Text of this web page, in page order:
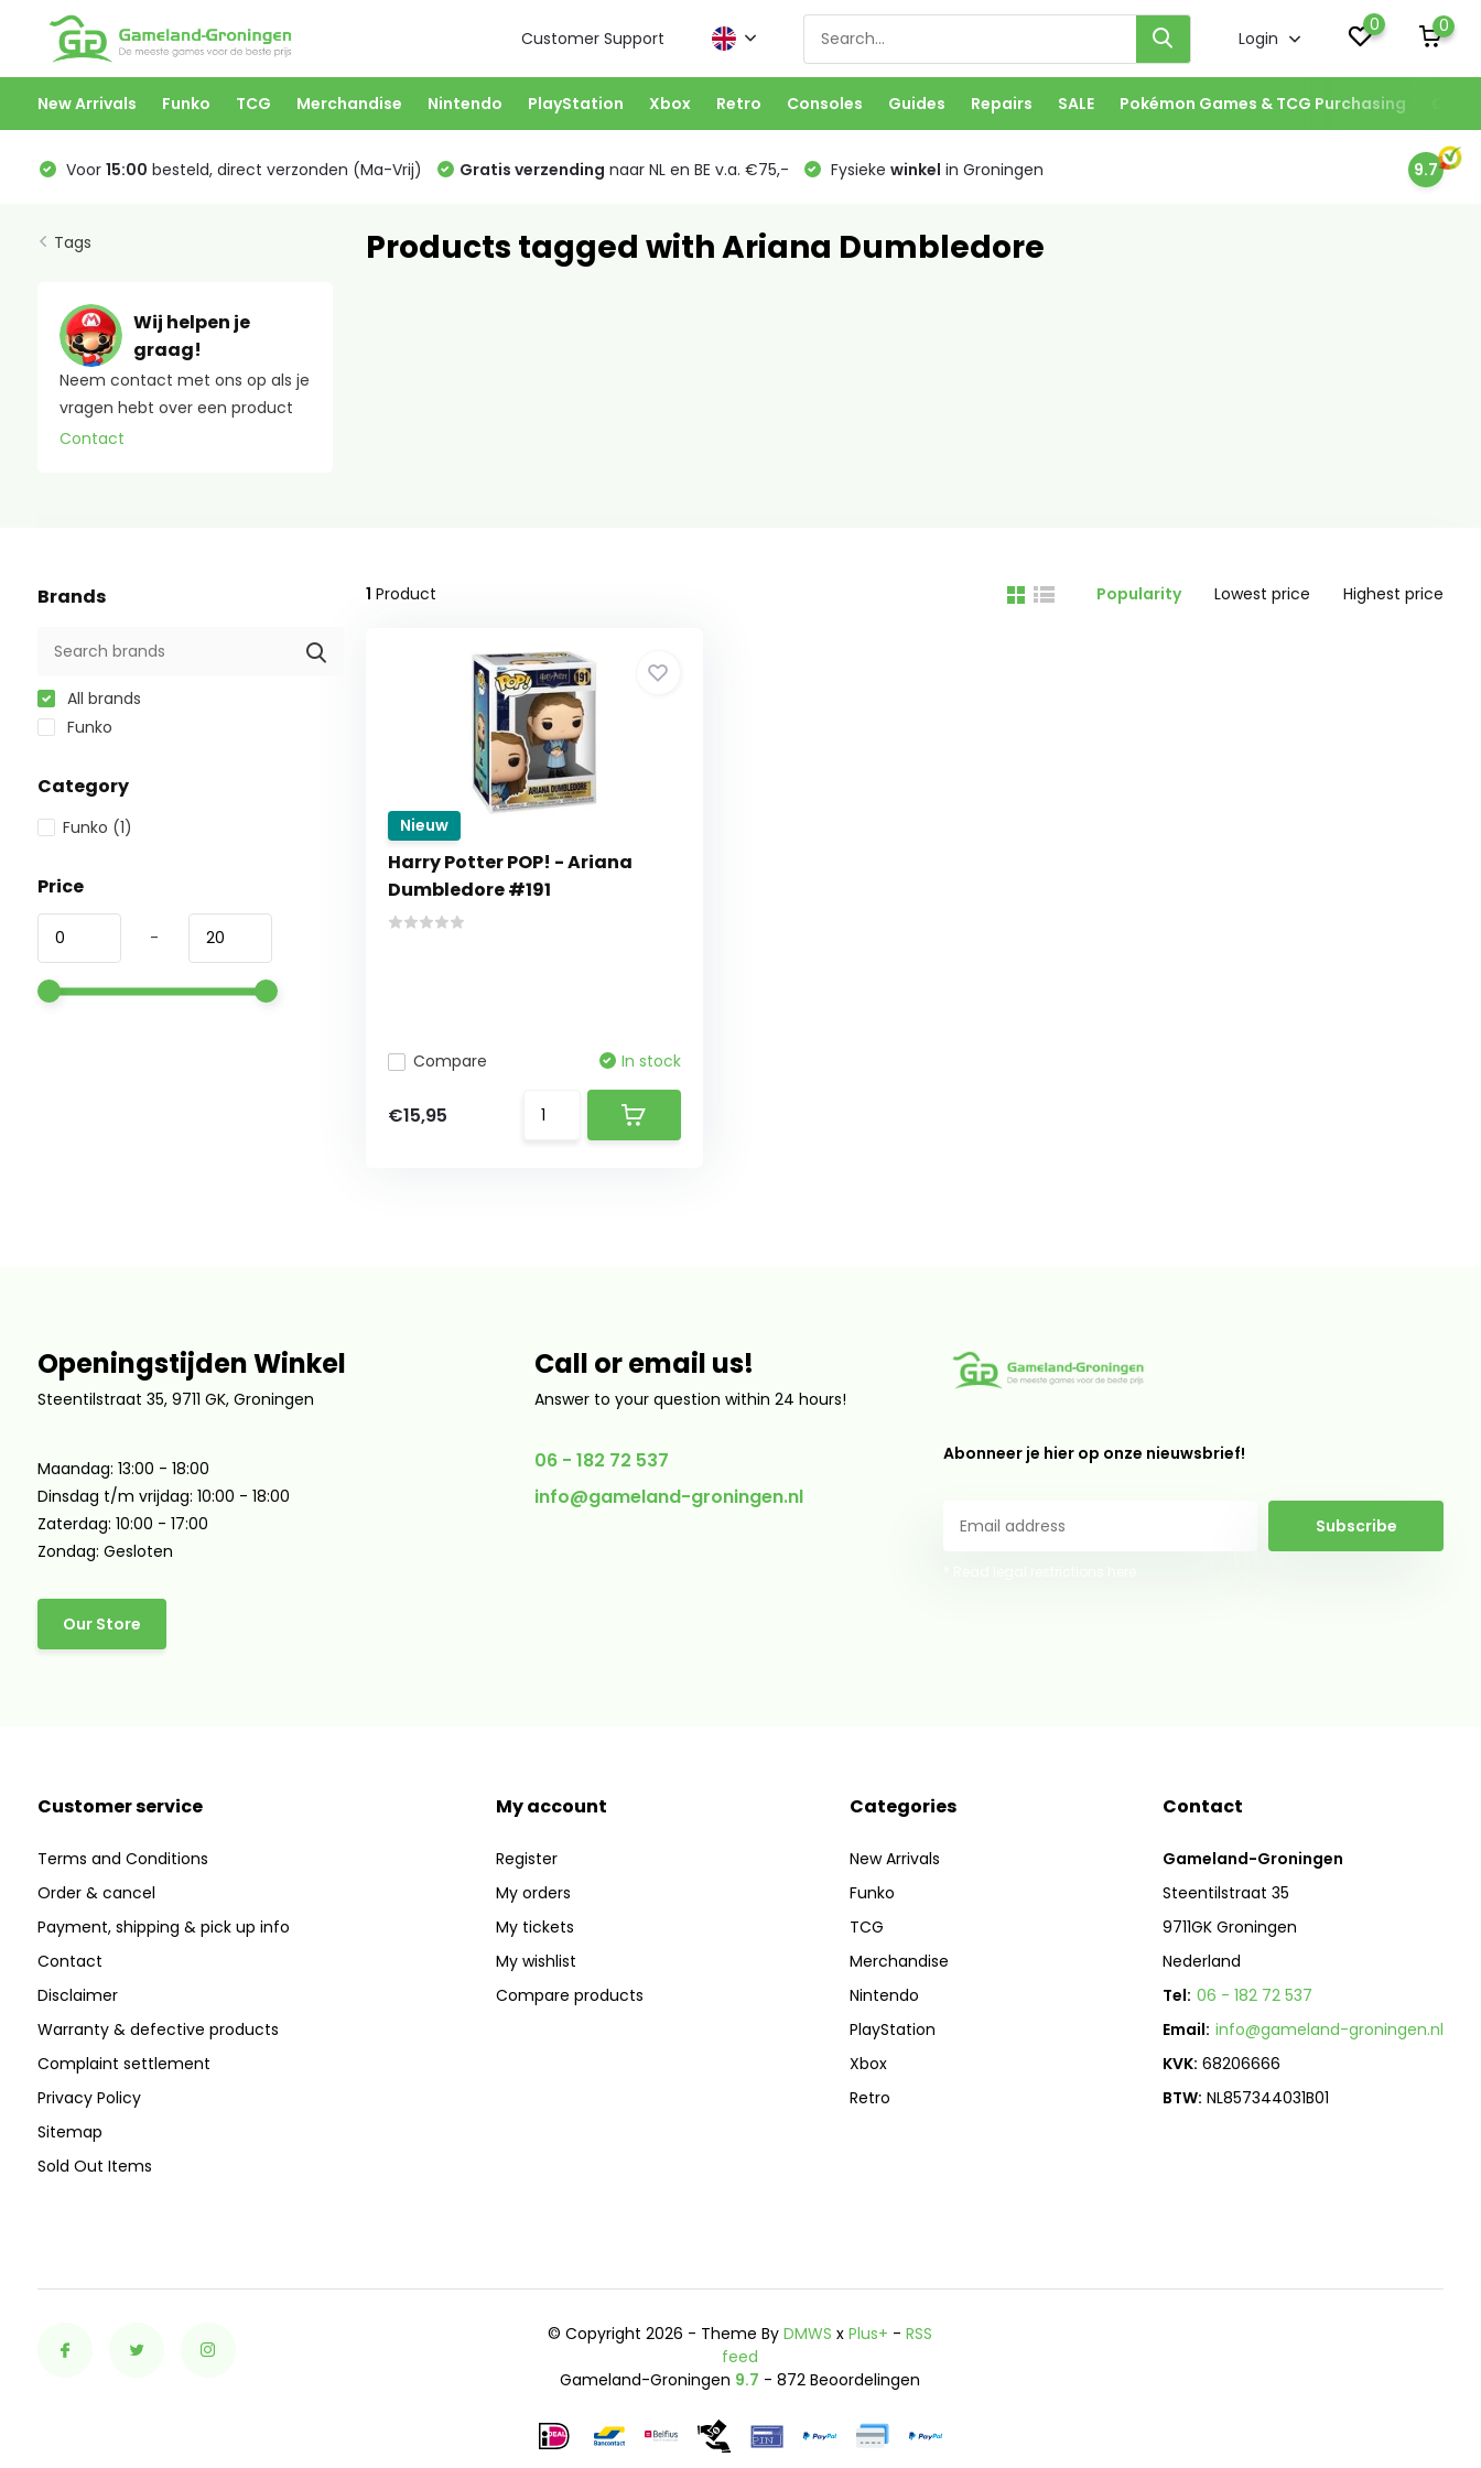
Customer Support Login
0 0
New Arrivals Funko TCG Merchandise Nintendo PlayStation Xbox Retro Consoles Guides Repairs SALE Pokémon Games & TCG Purchasing
Voor 15:00 besteld, direct verzonden (Ma-Vrij) Gratis verzending naar NL en BE v.a. €75,- Fysieke winkel in Groningen 9.7
Tags
Wij helpen je
graag!
Neem contact met ons op als je
vragen hebt over een product
Contact
Products tagged with Ariana Dumbledore
Brands
All brands
Funko
Category
Funko (1)
Price
-
1 Product Popularity Lowest price Highest price
Nieuw
Harry Potter POP! - Ariana
Dumbledore #191
Compare In stock
€15,95
Openingstijden Winkel
Steentilstraat 35, 9711 GK, Groningen
Maandag: 13:00 - 18:00
Dinsdag t/m vrijdag: 10:00 - 18:00
Zaterdag: 10:00 - 17:00
Zondag: Gesloten
Our Store
Call or email us!
Answer to your question within 24 hours!
06 - 182 72 537
info@gameland-groningen.nl
Abonneer je hier op onze nieuwsbrief!
Subscribe
Customer service
Terms and Conditions
Order & cancel
Payment, shipping & pick up info
Contact
Disclaimer
Warranty & defective products
Complaint settlement
Privacy Policy
Sitemap
Sold Out Items
My account
Register
My orders
My tickets
My wishlist
Compare products
Categories
New Arrivals
Funko
TCG
Merchandise
Nintendo
PlayStation
Xbox
Retro
Contact
Gameland-Groningen
Steentilstraat 35
9711GK Groningen
Nederland
Tel: 06 - 182 72 537
Email: info@gameland-groningen.nl
KVK: 68206666
BTW: NL857344031B01
© Copyright 2026 - Theme ByDMWS xPlus+ -RSS
feed
Gameland-Groningen 9.7 - 872 Beoordelingen